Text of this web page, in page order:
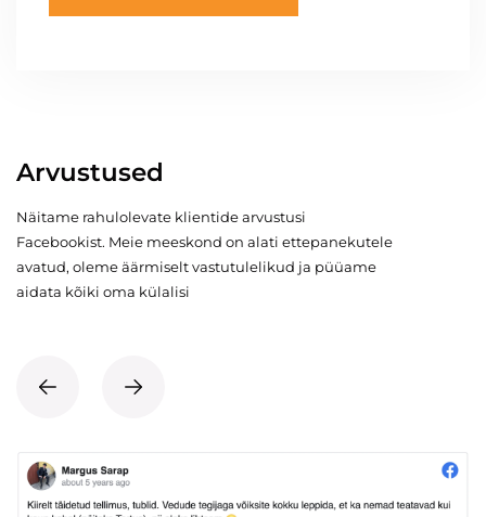
Arvustused
Näitame rahulolevate klientide arvustusi
Facebookist. Meie meeskond on alati ettepanekutele
avatud, oleme äärmiselt vastutulelikud ja püüame
aidata kõiki oma külalisi